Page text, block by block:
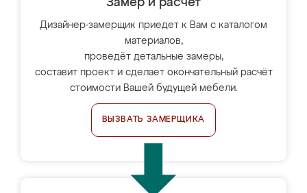
Замер и расчет
Дизайнер-замерщик приедет к Вам с каталогом
материалов,
проведёт детальные замеры,
составит проект и сделает окончательный расчёт
стоимости Вашей будущей мебели.
ВЫЗВАТЬ ЗАМЕРЩИКА